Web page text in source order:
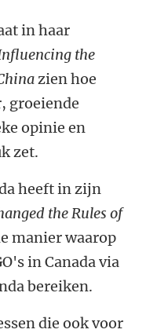
in haar
the
zien hoe
groeiende
opinie en
zet.
heeft in zijn
the Rules of
manier waarop
in Canada via
bereiken.
die ook voor